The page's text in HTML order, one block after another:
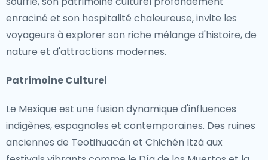
enraciné et son hospitalité chaleureuse, invite les
voyageurs à explorer son riche mélange d'histoire, de
nature et d'attractions modernes.
Patrimoine Culturel
Le Mexique est une fusion dynamique d'influences
indigènes, espagnoles et contemporaines. Des ruines
anciennes de Teotihuacán et Chichén Itzá aux